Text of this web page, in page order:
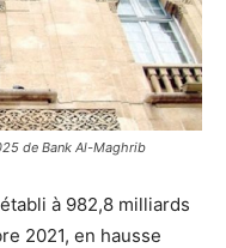
de Bank Al-Maghrib
à 982,8 milliards
2021, en hausse